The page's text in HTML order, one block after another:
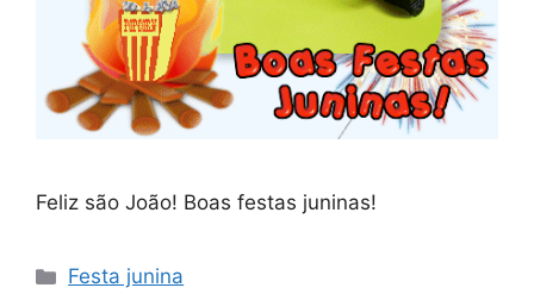
Feliz são João! Boas festas juninas!
Categorias
Festa junina